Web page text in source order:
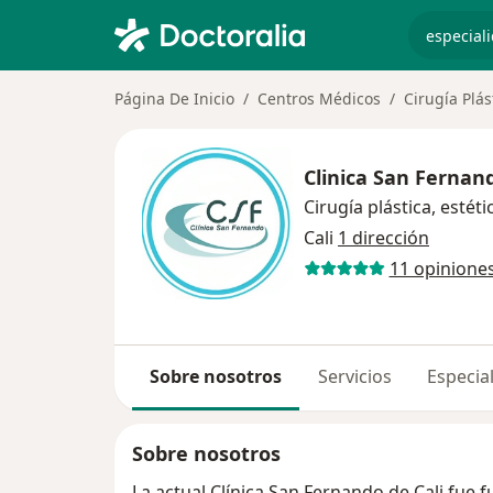
Página De Inicio Centros Médicos Cirugía
Clinica San
Cirugía plástica,
Cali 1 dirección
11
Sobre nosotros Servicios
Sobre nosotros